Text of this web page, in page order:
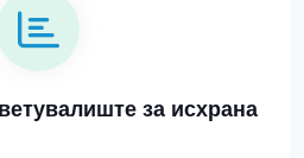
за исхрана